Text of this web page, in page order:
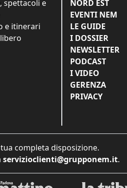
spettacoli e
e itinerari
NORD EST
EVENTI NEM
LE GUIDE
I DOSSIER
NEWSLETTER
PODCAST
I VIDEO
GERENZA
PRIVACY
completa disposizione.
servizioclienti@grupponem.it.